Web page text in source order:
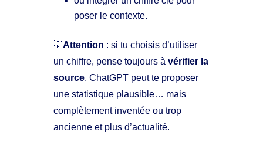
poser le contexte.
💡Attention : si tu choisis d’utiliser
un chiffre, pense toujours àvérifier la
source. ChatGPT peut te proposer
une statistique plausible… mais
complètement inventée ou trop
ancienne et plus d’actualité.